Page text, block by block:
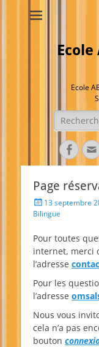
Ecole
Ecole
Page
Posted
on
13 septembre
Bilingue
Pour toutes
internet, merci
l’adresse
Pour les
l’adresse
Nous vous
cela n’a pas
bouton